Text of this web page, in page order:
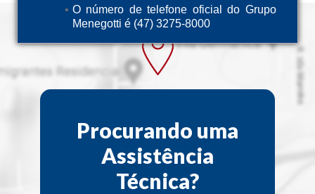
O número de telefone oficial do Grupo
Menegotti é (47) 3275-8000
Procurando uma
Assistência
Técnica?